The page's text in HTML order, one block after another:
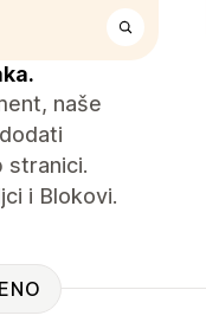
naše
stranici.
i Blokovi.